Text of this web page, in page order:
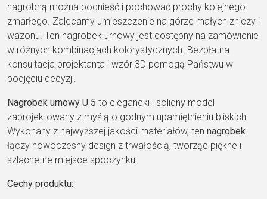
nagrobną można podnieść i pochować prochy kolejnego
zmarłego. Zalecamy umieszczenie na górze małych zniczy i
wazonu. Ten nagrobek urnowy jest dostępny na zamówienie
w różnych kombinacjach kolorystycznych. Bezpłatna
konsultacja projektanta i wzór 3D pomogą Państwu w
podjęciu decyzji.
Nagrobek urnowy U 5 to elegancki i solidny model
zaprojektowany z myślą o godnym upamiętnieniu bliskich.
Wykonany z najwyższej jakości materiałów, ten nagrobek
łączy nowoczesny design z trwałością, tworząc piękne i
szlachetne miejsce spoczynku.
Cechy produktu: